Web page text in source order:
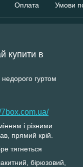
Оплата Умови
купити в
гуртом
7box.com.ua/
і різними
прямий крій.
тягнеться
бірюзовий,